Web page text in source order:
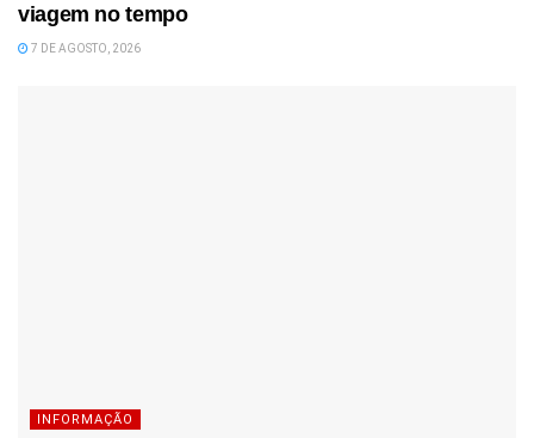
viagem no tempo
7 DE AGOSTO, 2026
INFORMAÇÃO